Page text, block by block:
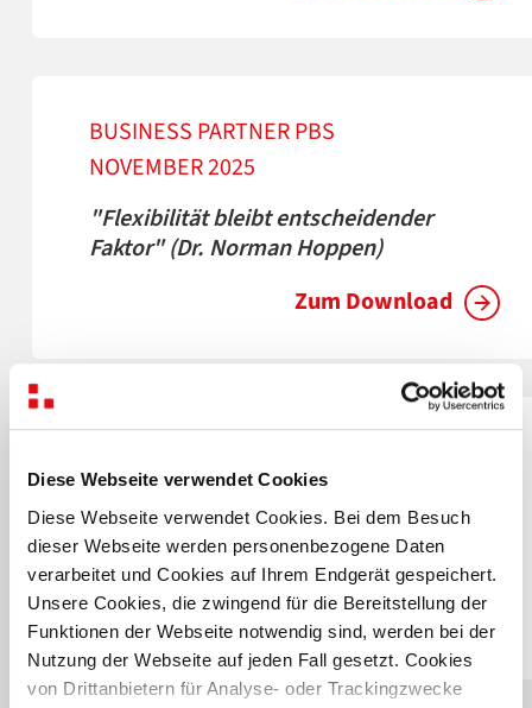
Diese Webseite verwendet Cookies
Diese Webseite verwendet Cookies. Bei dem Besuch
dieser Webseite werden personenbezogene Daten
verarbeitet und Cookies auf Ihrem Endgerät gespeichert.
Unsere Cookies, die zwingend für die Bereitstellung der
Funktionen der Webseite notwendig sind, werden bei der
Nutzung der Webseite auf jeden Fall gesetzt. Cookies
von Drittanbietern für Analyse- oder Trackingzwecke
BUSINESS PARTNER PBS
NOVEMBER 2025
"Flexibilität bleibt entscheidender
Faktor" (Dr. Norman Hoppen)
Zum Download
SCHWEINFURT, 20.12.2024
Soziales Engagement zur
Weihnachtszeit
Zum Download